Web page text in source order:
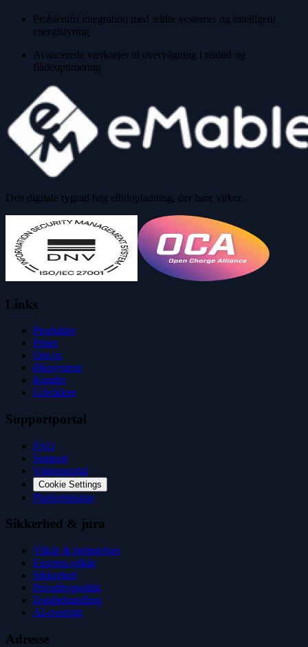
Problemfri integration med ældre systemer og intelligent
energistyring
Avancerede værktøjer til overvågning i realtid og
flådeoptimering
Den digitale rygrad bag elbilopladning, der bare virker.
Links
Produkter
Priser
Om os
Økosystem
Kunder
Udviklere
Supportportal
FAQ
Support
Vidensportal
Cookie Settings
Platformstatus
Sikkerhed & jura
Vilkår & betingelser
Express-vilkår
Sikkerhed
Privatlivspolitik
Databehandling
AI-oversigt
Adresse